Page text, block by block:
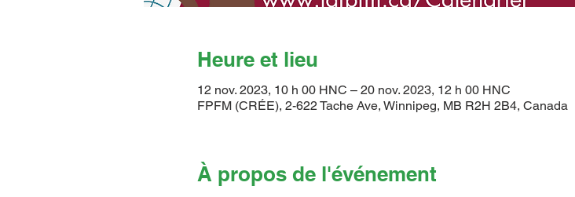
Heure et lieu
12 nov. 2023, 10 h 00 HNC – 20 nov. 2023, 12 h 00 HNC
FPFM (CRÉE), 2-622 Tache Ave, Winnipeg, MB R2H 2B4, Canada
À propos de l'événement